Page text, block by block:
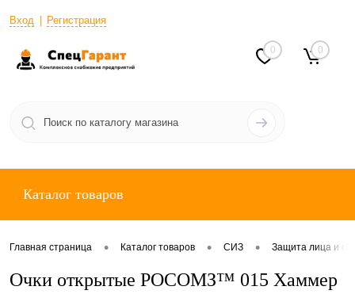
Вход Регистрация
0 0
Каталог товаров
Главная страница • Каталог товаров • СИЗ • Защита лица и
Очки открытые РОСОМЗ™ 015 Хаммер